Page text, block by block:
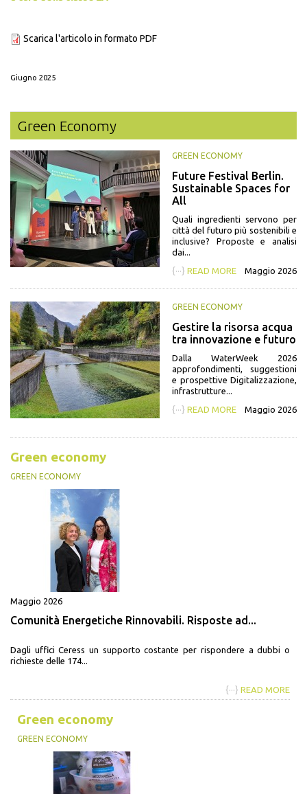
Scarica l'articolo in formato PDF
Giugno 2025
Green Economy
GREEN ECONOMY
Future Festival Berlin.
Sustainable Spaces for
All
Quali ingredienti servono per
città del futuro più sostenibili e
inclusive? Proposte e analisi
dai...
{···} READ MORE Maggio 2026
GREEN ECONOMY
Gestire la risorsa acqua
tra innovazione e futuro
Dalla WaterWeek 2026
approfondimenti, suggestioni
e prospettive Digitalizzazione,
infrastrutture...
{···} READ MORE Maggio 2026
Green economy
GREEN ECONOMY
Maggio 2026
Comunità Energetiche Rinnovabili. Risposte ad...
Dagli uffici Ceress un supporto costante per rispondere a dubbi o
richieste delle 174...
{···} READ MORE
Green economy
GREEN ECONOMY